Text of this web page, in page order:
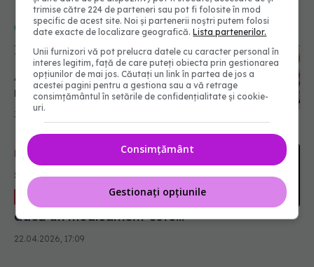
CITEȘTE ȘI
TRATAMENTE
ARPIM: Aproape 400 de
medicamente inovative au
dispărut de pe piață
30.01.2019, 12:54
HEALTH FORUM: ȘTIINȚA VIEȚII-
SĂNĂTATEA BAZATĂ PE DOVEZI
EXCLUSIV
dacă un medicament este
sigur? Dan Zaharescu
(ARPIM): Pacienți informați
22.04.2026, 17:09
trimise către 224 de parteneri sau pot fi folosite în mod
specific de acest site. Noi și partenerii noștri putem folosi
date exacte de localizare geografică.Lista partenerilor.
Unii furnizori vă pot prelucra datele cu caracter personal în
interes legitim, față de care puteți obiecta prin gestionarea
opțiunilor de mai jos. Căutați un link în partea de jos a
acestei pagini pentru a gestiona sau a vă retrage
consimțământul în setările de confidențialitate și cookie-
uri.
Consimțământ
Gestionați opțiunile